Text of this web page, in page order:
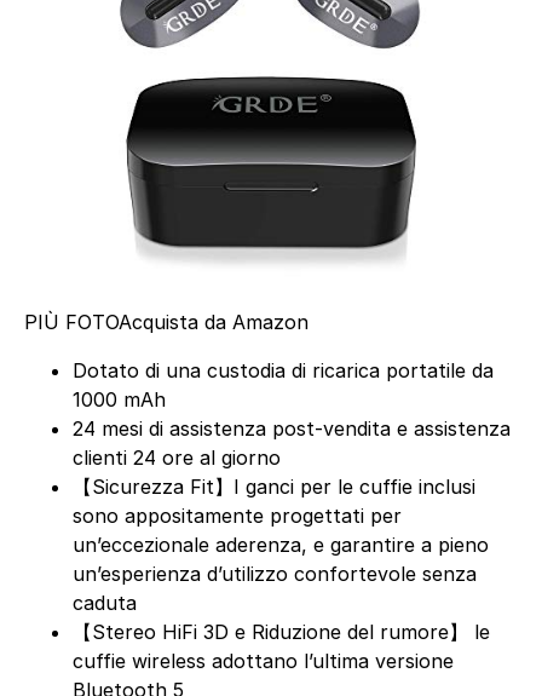
PIÙ FOTOAcquista da Amazon
Dotato di una custodia di ricarica portatile da
1000 mAh
24 mesi di assistenza post-vendita e assistenza
clienti 24 ore al giorno
【Sicurezza Fit】I ganci per le cuffie inclusi
sono appositamente progettati per
un’eccezionale aderenza, e garantire a pieno
un’esperienza d’utilizzo confortevole senza
caduta
【Stereo HiFi 3D e Riduzione del rumore】 le
cuffie wireless adottano l’ultima versione
Bluetooth 5